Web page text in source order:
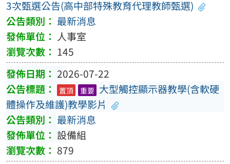
3次甄選公告(高中部特殊教育代理教師甄選)
最新消息
人事室
145
2026-07-22
置頂 重要 大型觸控顯示器教學(含軟硬
體操作及維護)教學影片
最新消息
設備組
879